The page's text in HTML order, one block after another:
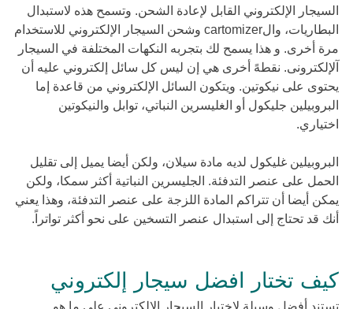
السيجار الإلكتروني القابل لإعادة الشحن. وتسمح هذه لاستبدال
البطاريات، والcartomizer وشحن السيجار الإلكتروني للاستخدام
مرة أخرى. و هذا يسمح لك بتجربه النكهات المختلفة في السيجار
آلإلكترونى. نقطهً أخرى هي إن ليس كل سائل إلكتروني عليه أن
يحتوى على نيكوتين. ويتكون السائل الإلكتروني من قاعدة إما
البروبيلين جليكول أو الغليسرين النباتي، توابل والنيكوتين
اختياري.
البروبيلين غليكول لديه مادة سيلان، ولكن أيضا يميل إلى تقليل
الحمل على عنصر التدفئة. الجليسرين النباتية أكثر سمكا، ولكن
يمكن أيضا أن تتراكم المادة اللزجة على عنصر التدفئة، وهذا يعني
أنك قد تحتاج إلى استبدال عنصر التسخين على نحو أكثر تواتراً.
كيف تختار افضل سيجار إلكتروني
تستند أفضل وسيلة لاختيار السيجار الإلكتروني على ما هو